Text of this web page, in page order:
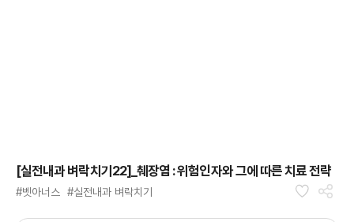
[실전내과 벼락치기22]_췌장염 : 위험인자와 그에 따른 치료 전략
#벳아너스 #실전내과 벼락치기